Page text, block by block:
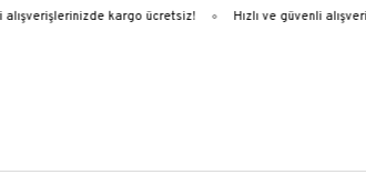
kargo ücretsiz! Hızlı ve güvenli alışveriş!